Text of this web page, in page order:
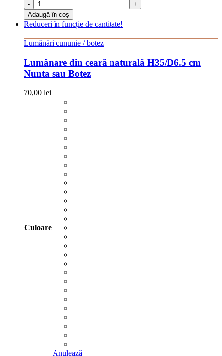
-
+
Adaugă în coș
Reduceri în funcție de cantitate!
Lumânări cununie / botez
Lumânare din ceară naturală H35/D6.5 cm
Nunta sau Botez
70,00 lei
Culoare
Anulează